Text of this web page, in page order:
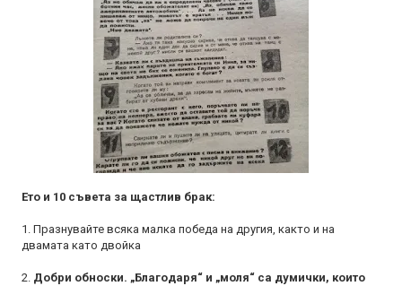
Ето и 10 съвета за щастлив брак:
1. Празнувайте всяка малка победа на другия, както и на
двамата като двойка
2. Добри обноски. „Благодаря“ и „моля“ са думички, които